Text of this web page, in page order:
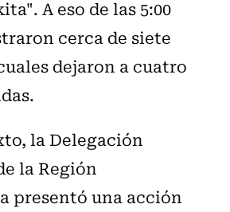
A eso de las 5:00
cerca de siete
dejaron a cuatro
la Delegación
la Región
presentó una acción